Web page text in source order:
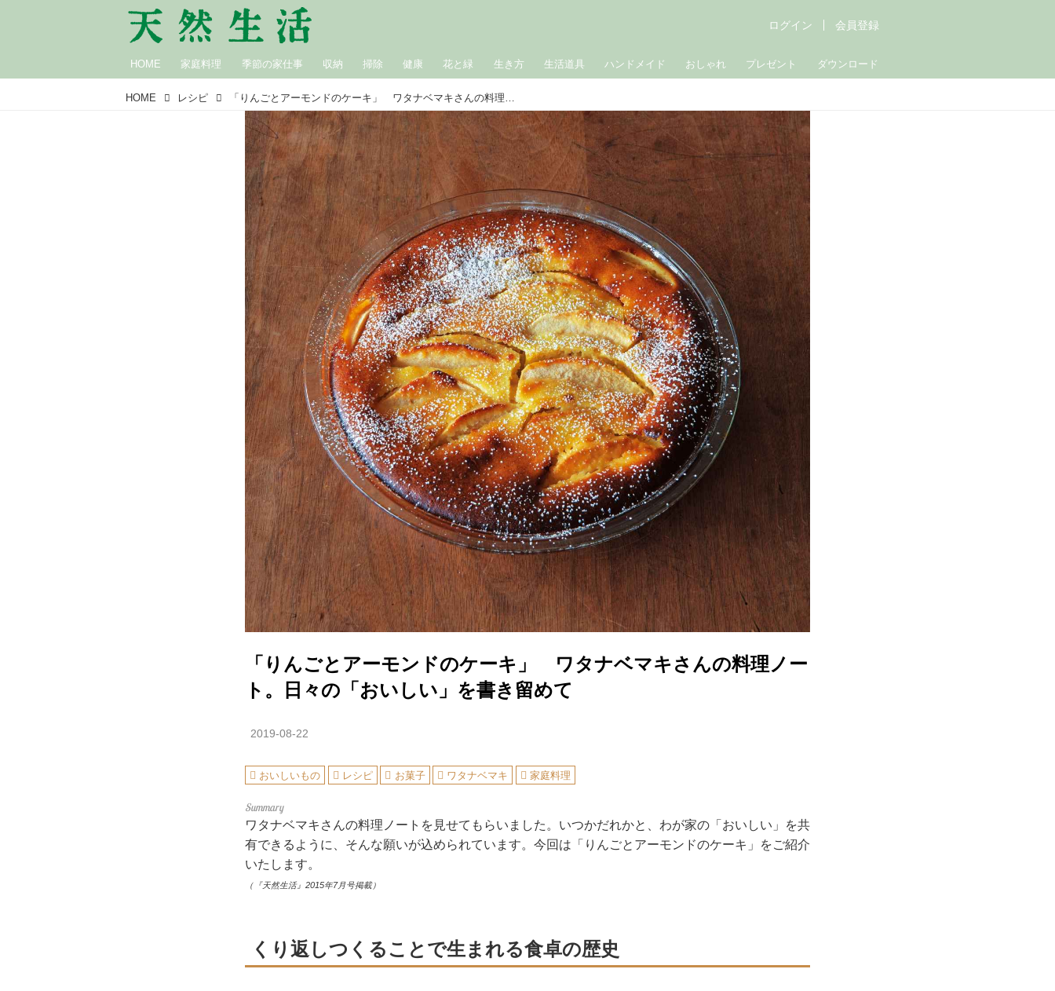
HOME 家庭料理 季節の家仕事 収納 掃除 健康 花と緑 生き方 生活道具 ハンドメイド おしゃれ プレゼント ダウンロード
ログイン 会員登録
HOME レシピ 「りんごとアーモンドのケーキ」 ワタナベマキさんの料理ノート。日々の「おいしい」を書き留めて
「りんごとアーモンドのケーキ」 ワタナベマキさんの料理ノー
ト。日々の「おいしい」を書き留めて
2019-08-22
おいしいもの レシピ お菓子 ワタナベマキ 家庭料理
ワタナベマキさんの料理ノートを見せてもらいました。いつかだれかと、わが家の「おいしい」を共
有できるように、そんな願いが込められています。今回は「りんごとアーモンドのケーキ」をご紹介
いたします。
（『天然生活』2015年7月号掲載）
くり返しつくることで生まれる食卓の歴史